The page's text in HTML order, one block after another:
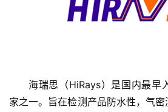
海瑞思（HiRays）是国内最早
家之一。旨在检测产品防水性，气